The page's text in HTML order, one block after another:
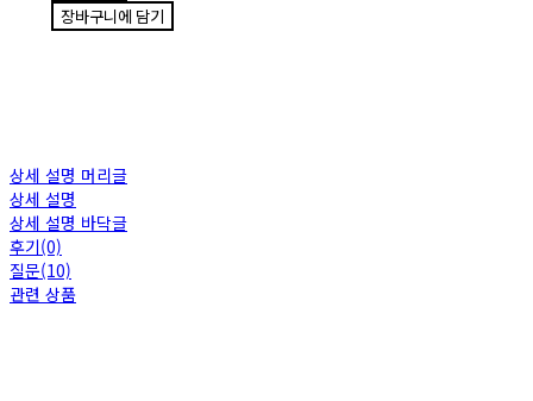
장바구니에 담기
상세 설명 머리글
상세 설명
상세 설명 바닥글
후기(0)
질문(10)
관련 상품